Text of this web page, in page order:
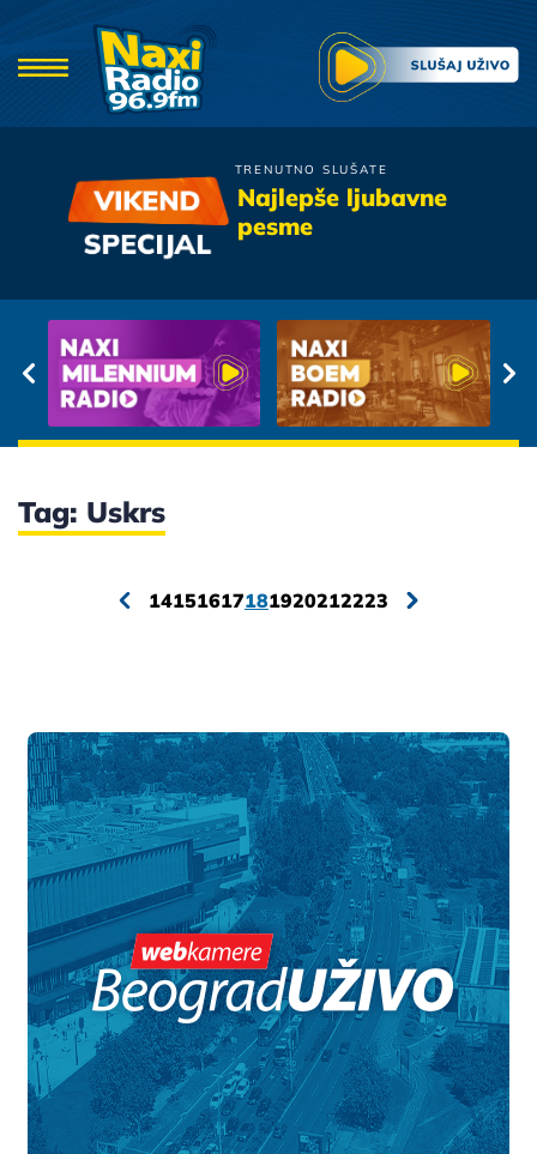
TRENUTNO SLUŠATE
Najlepše ljubavne
pesme
Bajaga
Na Vrhovima Prstiju
Tag: Uskrs
14151617181920212223